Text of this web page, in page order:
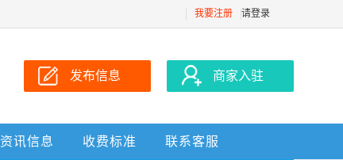
我要注册 请登录
发布信息 商家入驻
资讯信息 收费标准 联系客服